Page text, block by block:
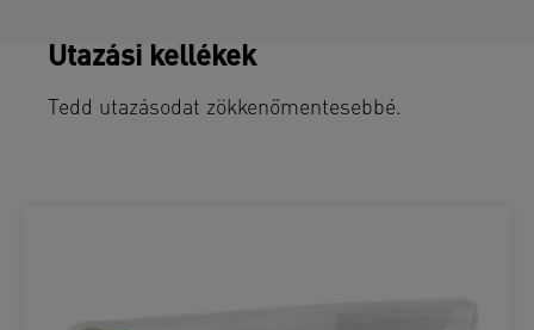
Utazási kellékek
Tedd utazásodat zökkenőmentesebbé.